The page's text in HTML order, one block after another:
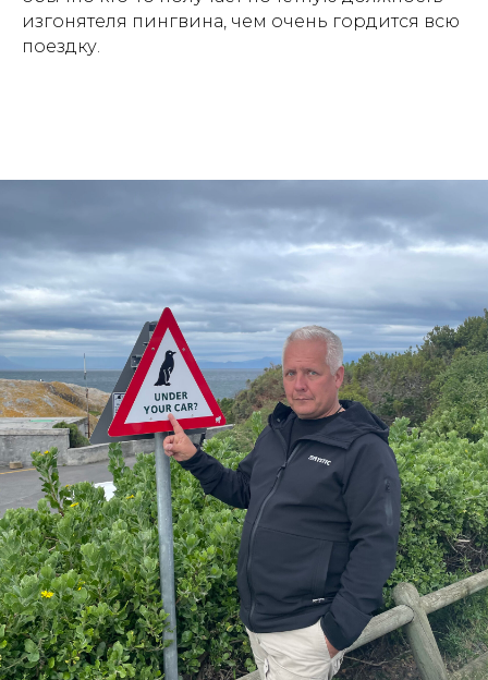
изгонятеля пингвина, чем очень гордится всю
поездку.